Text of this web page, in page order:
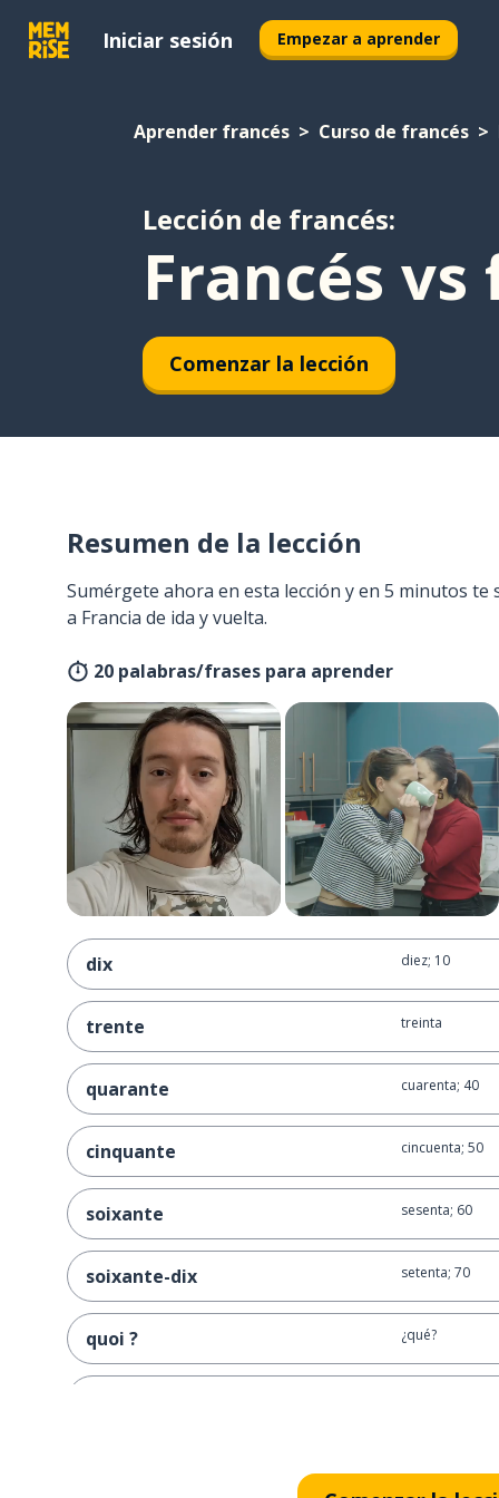
Iniciar sesión Empezar a aprender
Aprender francés Curso de francés
Lección de francés:
Francés
Comenzar la lección
Resumen de la lección
Sumérgete ahora en esta lección y en 5 minutos
a Francia de ida y vuelta.
20 palabras/frases para aprender
dix diez; 10
trente treinta
quarante cuarenta; 40
cinquante cincuenta; 50
soixante sesenta; 60
soixante-dix setenta; 70
quoi ? ¿qué?